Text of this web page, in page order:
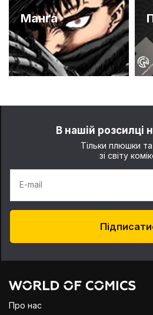
Манґа
В нашій розсилці
Тільки плюшки
зі світу
E-mail
Про нас